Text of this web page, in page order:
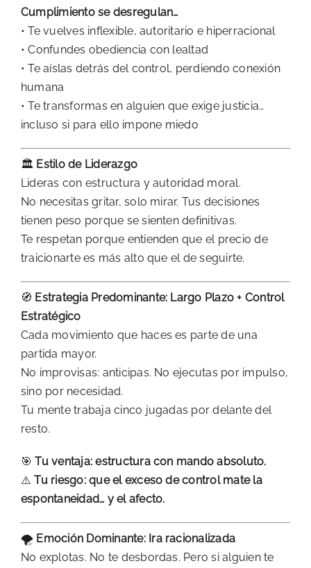
Cumplimiento se desregulan…
• Te vuelves inflexible, autoritario e hiperracional
• Confundes obediencia con lealtad
• Te aíslas detrás del control, perdiendo conexión
humana
• Te transformas en alguien que exige justicia…
incluso si para ello impone miedo
🏛️ Estilo de Liderazgo
Lideras con estructura y autoridad moral.
No necesitas gritar, solo mirar. Tus decisiones
tienen peso porque se sienten definitivas.
Te respetan porque entienden que el precio de
traicionarte es más alto que el de seguirte.
🧭 Estrategia Predominante: Largo Plazo + Control
Estratégico
Cada movimiento que haces es parte de una
partida mayor.
No improvisas: anticipas. No ejecutas por impulso,
sino por necesidad.
Tu mente trabaja cinco jugadas por delante del
resto.
🎯Tu ventaja: estructura con mando absoluto.
⚠️Tu riesgo: que el exceso de control mate la
espontaneidad… y el afecto.
🌪️ Emoción Dominante: Ira racionalizada
No explotas. No te desbordas. Pero si alguien te